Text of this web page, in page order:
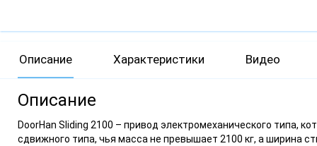
Описание Характеристики Видео
Описание
DoorHan Sliding 2100 – привод электромеханического типа,
сдвижного типа, чья масса не превышает 2100 кг, а ширина